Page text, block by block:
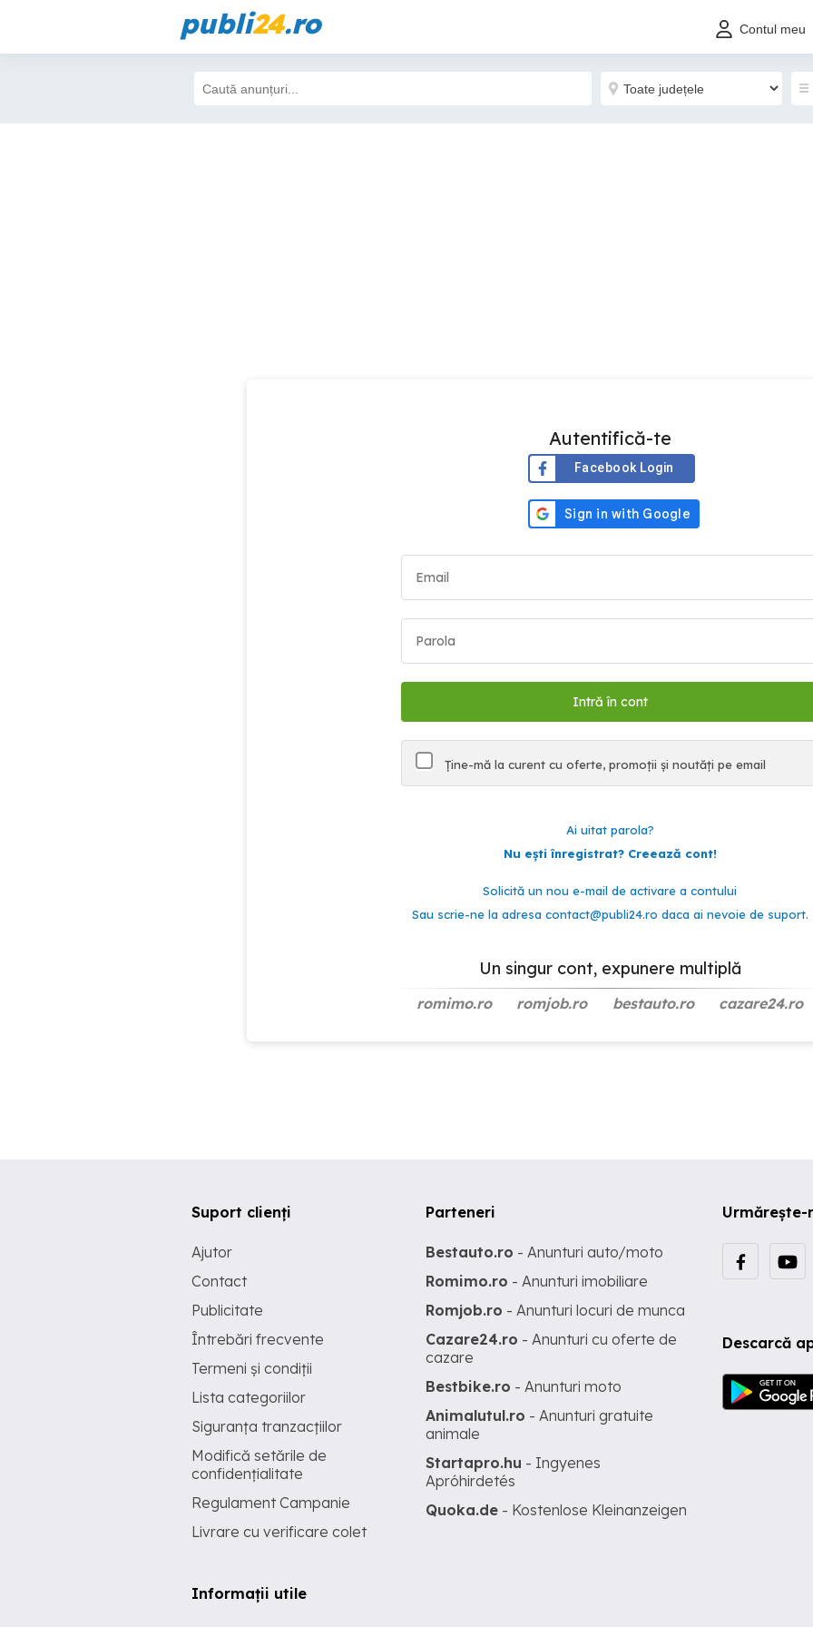
publi24.ro Contul meu
Autentifică-te
Facebook Login
Ține-mă la curent cu oferte, promoții și noutăți pe email
Ai uitat parola?
Nu ești înregistrat? Creează cont!
Solicită un nou e-mail de activare a contului
Sau scrie-ne la adresa contact@publi24.ro daca ai nevoie de suport.
Un singur cont, expunere multiplă
romimo.ro romjob.ro bestauto.ro cazare24.ro
Urmărește-
Descarcă
Suport clienți
Ajutor
Contact
Publicitate
Întrebări frecvente
Termeni și condiții
Lista categoriilor
Siguranța tranzacțiilor
Modifică setările de
confidențialitate
Regulament Campanie
Livrare cu verificare colet
Informații utile
Parteneri
Bestauto.ro - Anunturi auto/moto
Romimo.ro - Anunturi imobiliare
Romjob.ro - Anunturi locuri de munca
Cazare24.ro - Anunturi cu oferte de
cazare
Bestbike.ro - Anunturi moto
Animalutul.ro - Anunturi gratuite
animale
Startapro.hu - Ingyenes
Apróhirdetés
Quoka.de - Kostenlose Kleinanzeigen